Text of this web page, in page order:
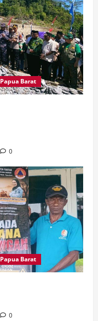
Papua Barat
0
Papua Barat
0